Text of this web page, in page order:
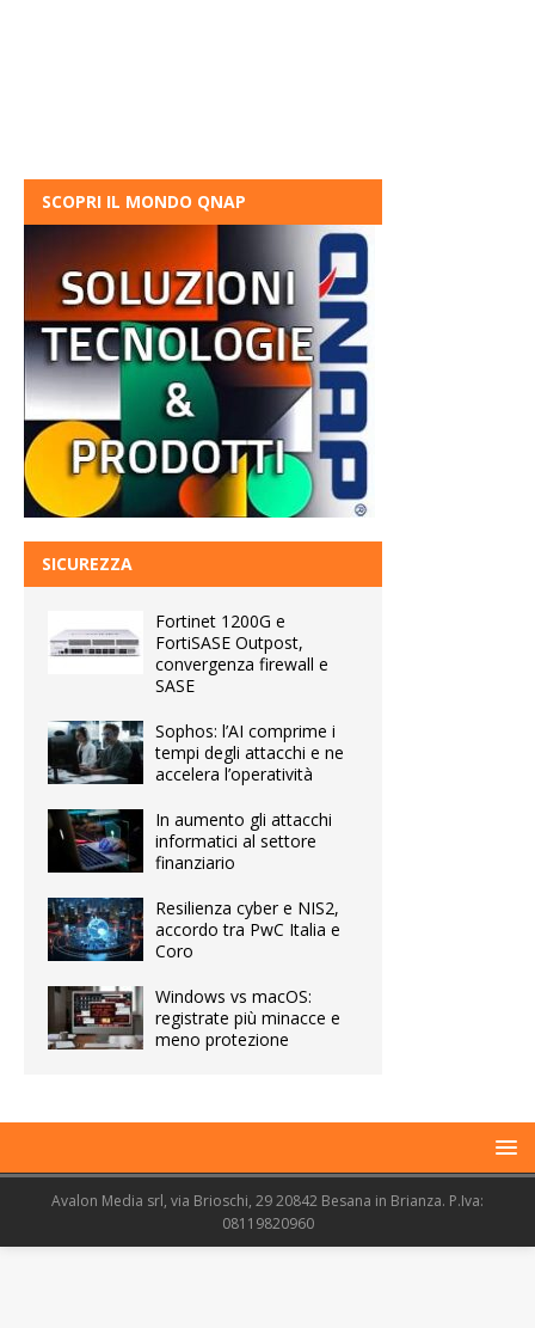
SCOPRI IL MONDO QNAP
SICUREZZA
Fortinet 1200G e
FortiSASE Outpost,
convergenza firewall e
SASE
Sophos: l’AI comprime i
tempi degli attacchi e ne
accelera l’operatività
In aumento gli attacchi
informatici al settore
finanziario
Resilienza cyber e NIS2,
accordo tra PwC Italia e
Coro
Windows vs macOS:
registrate più minacce e
meno protezione
Avalon Media srl, via Brioschi, 29 20842 Besana in Brianza. P.Iva:
08119820960